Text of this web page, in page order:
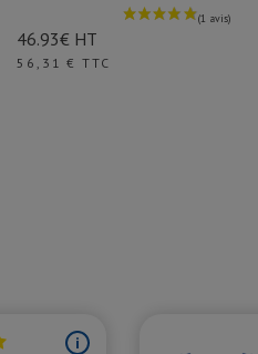
46.93€ HT
Prix
56,31 € TTC